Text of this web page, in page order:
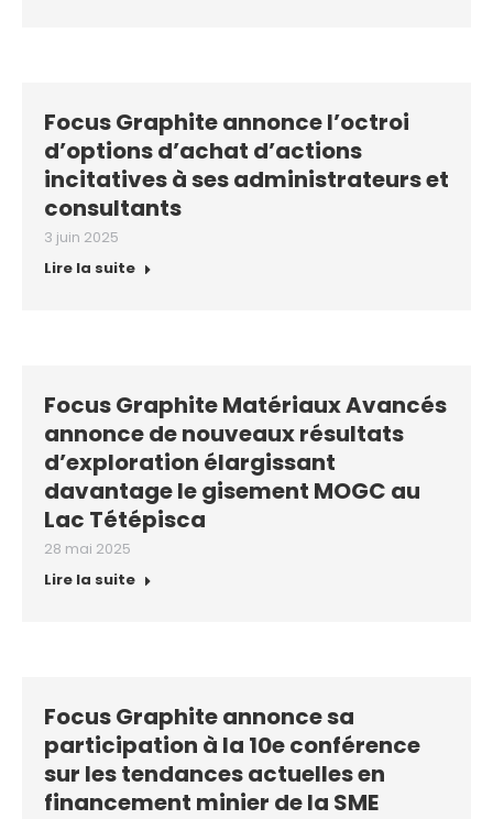
Focus Graphite annonce l’octroi
d’options d’achat d’actions
incitatives à ses administrateurs et
consultants
3 juin 2025
Lire la suite
Focus Graphite Matériaux Avancés
annonce de nouveaux résultats
d’exploration élargissant
davantage le gisement MOGC au
Lac Tétépisca
28 mai 2025
Lire la suite
Focus Graphite annonce sa
participation à la 10e conférence
sur les tendances actuelles en
financement minier de la SME